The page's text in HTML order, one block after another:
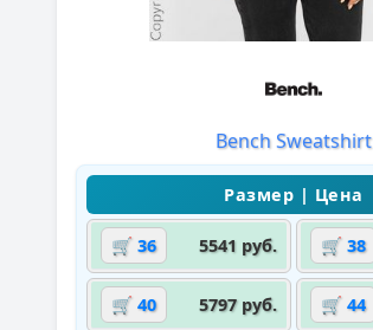
Bench Sweatshirt
🛒 36 5541 руб. 🛒 38
🛒 40 5797 руб. 🛒 44